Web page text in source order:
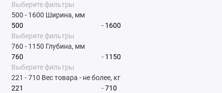
Выберите фильтры
500 - 1600 Ширина, мм
-
Выберите фильтры
760 - 1150 Глубина, мм
-
Выберите фильтры
221 -710 Вес товара - не более, кг
-